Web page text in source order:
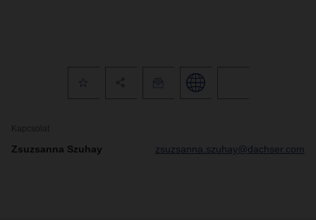
Kapcsolat
Zsuzsanna Szuhay zsuzsanna.szuhay@dachser.com